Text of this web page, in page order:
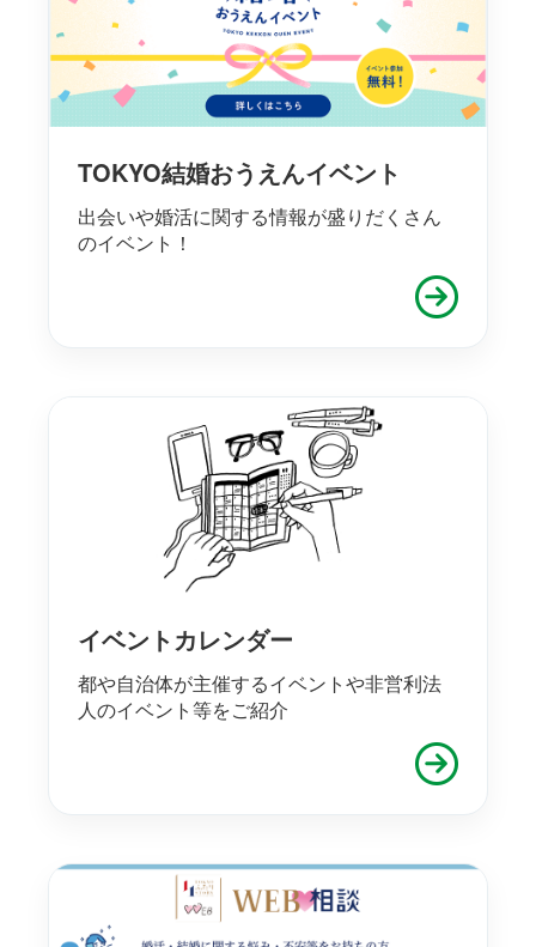
TOKYO結婚おうえんイベント
出会いや婚活に関する情報が盛りだくさん
のイベント！
イベントカレンダー
都や自治体が主催するイベントや非営利法
人のイベント等をご紹介